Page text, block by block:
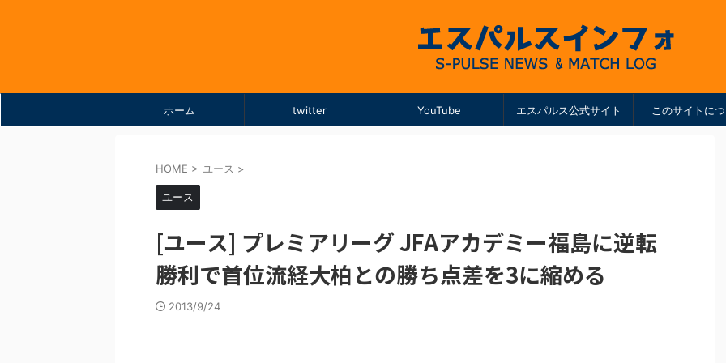
ホーム twitter YouTube エスパルス公式サイト このサイトに
HOME > ユース >
ユース
[ユース] プレミアリーグ JFAアカデミー福島に逆転
勝利で首位流経大柏との勝ち点差を3に縮める
2013/9/24